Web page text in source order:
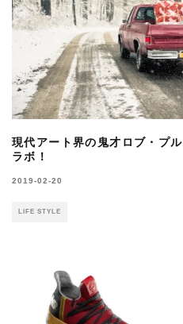
現代アート界の鬼才ロブ・プ
ラボ！
2019-02-20
LIFE STYLE